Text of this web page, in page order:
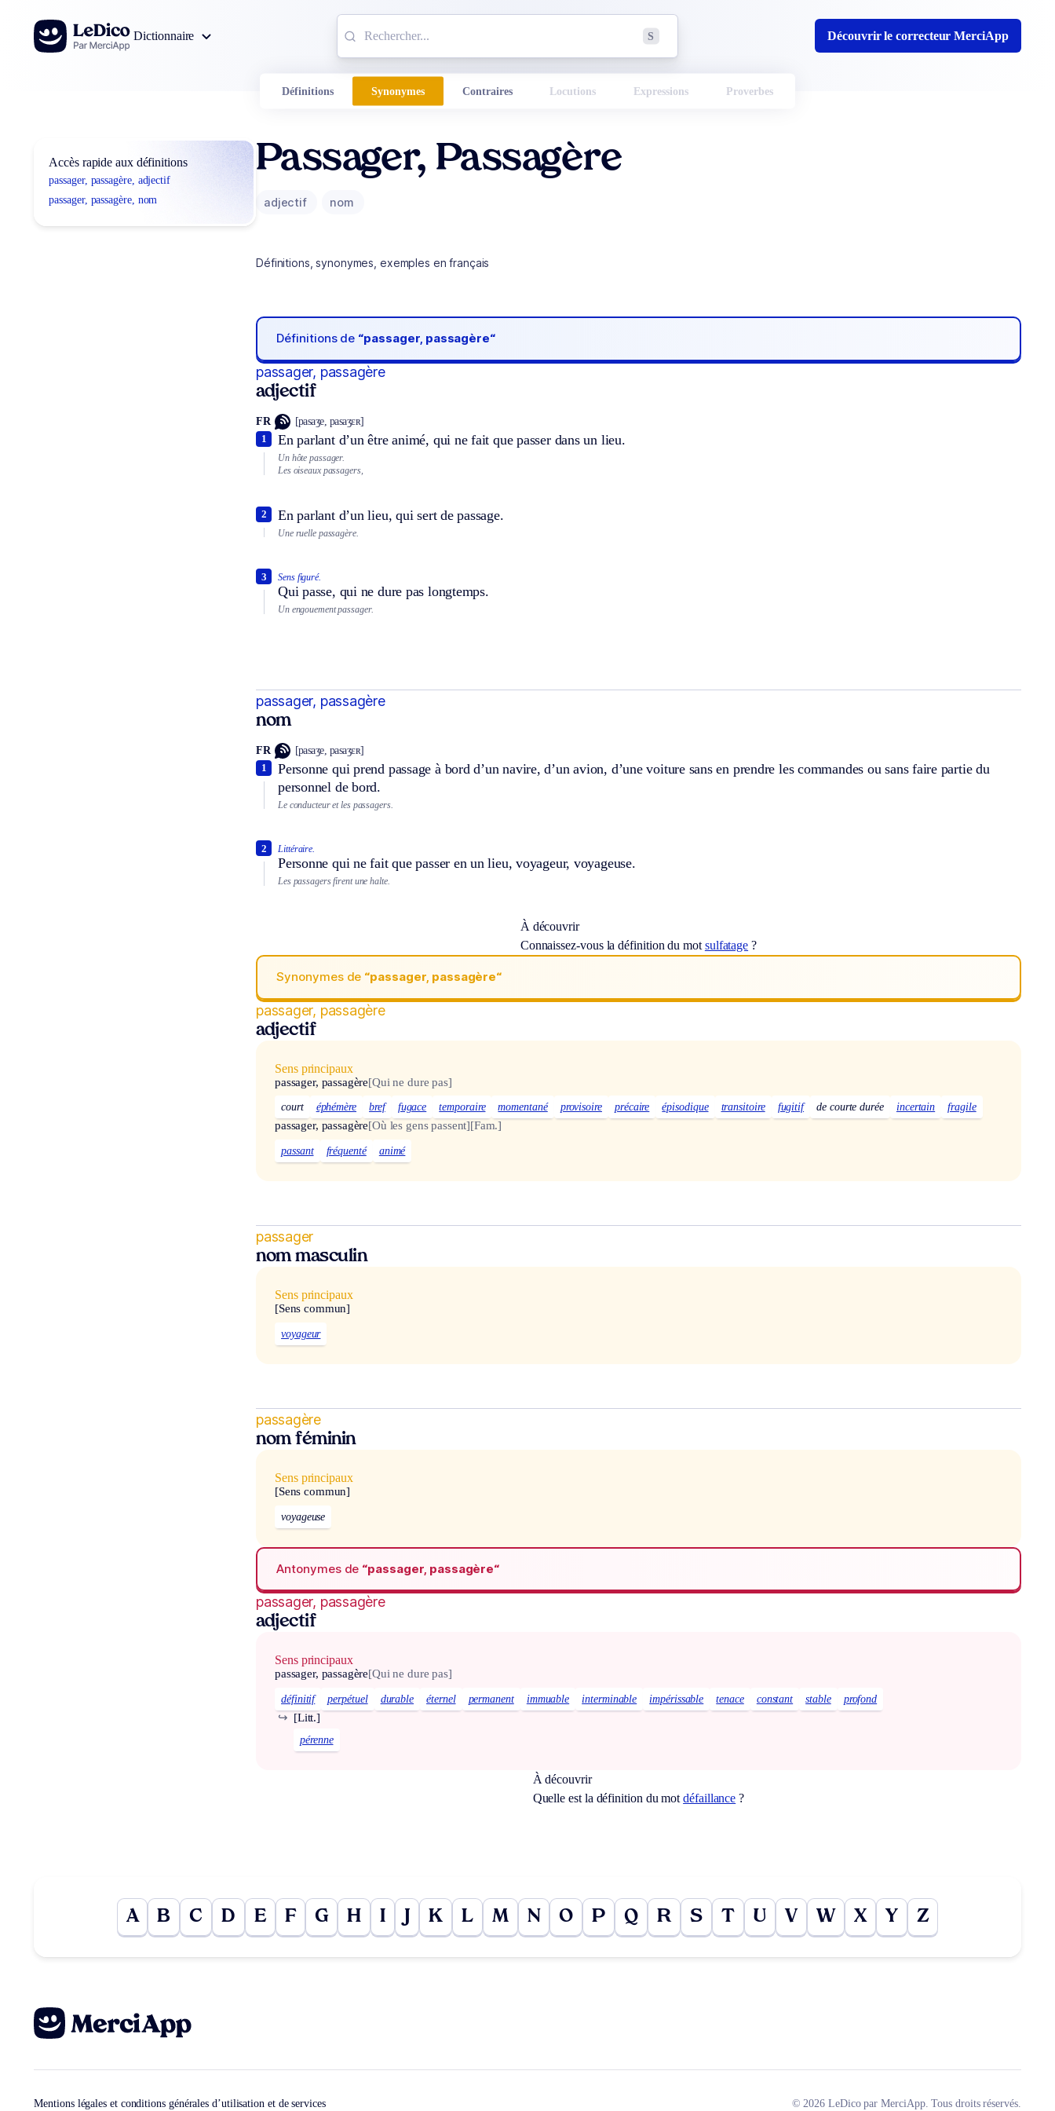
Aller au contenu
Dictionnaire
S Découvrir le correcteur MerciApp
Définitions Synonymes Contraires Locutions Expressions Proverbes
Accès rapide aux définitions
passager, passagère, adjectif
passager, passagère, nom
Passager, Passagère
adjectif nom
Définitions, synonymes, exemples en français
Définitions de “passager, passagère“
passager, passagère
adjectif
FR [pasaʒe, pasaʒɛʀ]
En parlant d’un être animé, qui ne fait que passer dans un lieu.
1
Un hôte passager.
Les oiseaux passagers,
En parlant d’un lieu, qui sert de passage.
2
Une ruelle passagère.
Sens figuré.
Qui passe, qui ne dure pas longtemps.
3
Un engouement passager.
passager, passagère
nom
FR [pasaʒe, pasaʒɛʀ]
Personne qui prend passage à bord d’un navire, d’un avion, d’une voiture sans en prendre les commandes ou sans faire partie du
personnel de bord.
1
Le conducteur et les passagers.
Littéraire.
Personne qui ne fait que passer en un lieu, voyageur, voyageuse.
2
Les passagers firent une halte.
À découvrir
Connaissez-vous la définition du mot sulfatage ?
Synonymes de “passager, passagère“
passager, passagère
adjectif
Sens principaux
passager, passagère[Qui ne dure pas]
court éphémère bref fugace temporaire momentané provisoire précaire épisodique transitoire fugitif de courte durée incertain fragile
passager, passagère[Où les gens passent][Fam.]
passant fréquenté animé
passager
nom masculin
Sens principaux
[Sens commun]
voyageur
passagère
nom féminin
Sens principaux
[Sens commun]
voyageuse
Antonymes de “passager, passagère“
passager, passagère
adjectif
Sens principaux
passager, passagère[Qui ne dure pas]
définitif perpétuel durable éternel permanent immuable interminable impérissable tenace constant stable profond
[Litt.]
↪
pérenne
À découvrir
Quelle est la définition du motdéfaillance ?
A B C D E F G H I J K L M N O P Q R S T U V W X Y Z
Mentions légales et conditions générales d’utilisation et de services © 2026 LeDico par MerciApp. Tous droits réservés.